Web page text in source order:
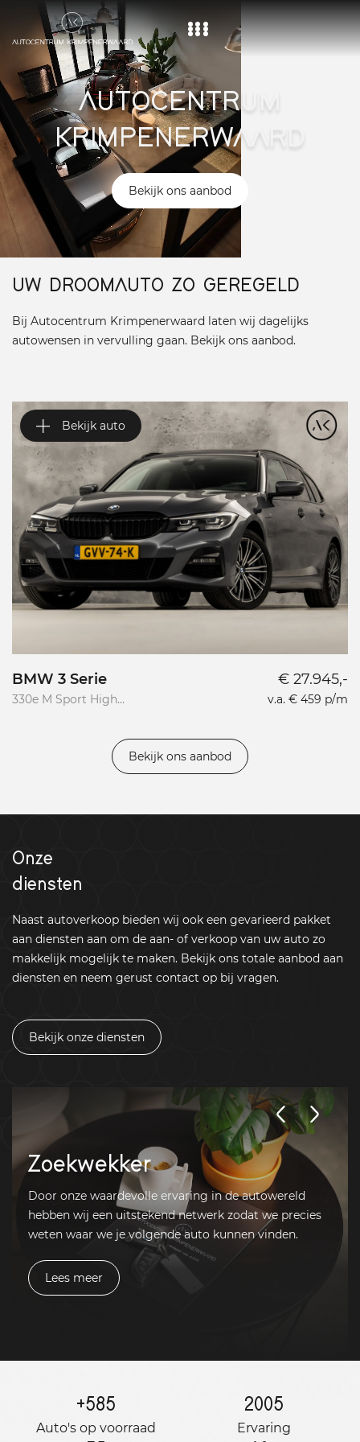
Home
Aanbod
Diensten
Over ons
Vacature
Contact
AUTOCENTRUM
KRIMPENERWAARD
Bekijk ons aanbod
UW DROOMAUTO ZO GEREGELD
Bij Autocentrum Krimpenerwaard laten wij dagelijks
autowensen in vervulling gaan. Bekijk ons aanbod.
Bekijk auto
BMW 3 Serie
330e M Sport High
€ 27.945,-
v.a. € 459 p/m
Bekijk ons aanbod
Onze
diensten
Naast autoverkoop bieden wij ook een gevarieerd pakket
aan diensten aan om de aan- of verkoop van uw auto zo
makkelijk mogelijk te maken. Bekijk ons totale aanbod aan
diensten en neem gerust contact op bij vragen.
Bekijk onze diensten
Zoekwekker
Door onze waardevolle ervaring in de autowereld
hebben wij een uitstekend netwerk zodat we precies
weten waar we je volgende auto kunnen vinden.
Lees meer
+585
Auto's op voorraad
2005
Ervaring